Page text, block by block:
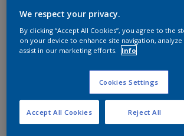
We respect your privacy.
By clicking “Accept All Cookies”, you agree to the
on your device to enhance site navigation, analyze
assist in our marketing efforts.
Info
Cookies Settings
Reject All
Accept All Cookies